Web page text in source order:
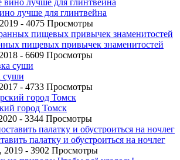
лучше для глинтвейна
- 4075 Просмотры
пищевых привычек знаменитостей
- 6609 Просмотры
суши
- 4733 Просмотры
город Томск
- 3344 Просмотры
палатку и обустроиться на ночлег
2019 - 3902 Просмотры